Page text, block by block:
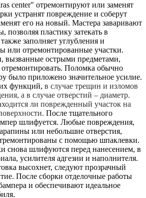
center" отремонтируют или заменят
устранят повреждение и соберут
его на новый. Мастера заваривают
пластику затекать в
заполняет углубления и
или отремонтированные участки.
вызванные острыми предметами,
Поломка обычно
было приложено значительное усилие.
функций, в случае трещин и изломов
а в случае отверстий – диаметр.
ли поврежденный участок на
После тщательного
шлифуется. Любые повреждения,
или небольшие отверстия,
с помощью шпаклевки.
снова шлифуются перед нанесением, в
усилителя адгезии и наполнителя.
высохнет, следуют прозрачный
После сборки отделочные работы
и обеспечивают идеальное